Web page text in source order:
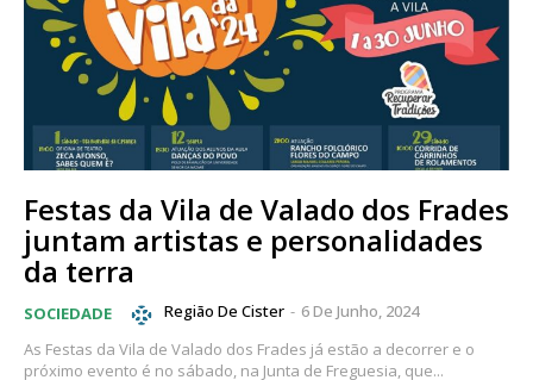
Festas da Vila de Valado dos Frades
juntam artistas e personalidades
da terra
SOCIEDADE Região De Cister - 6 De Junho, 2024
As Festas da Vila de Valado dos Frades já estão a decorrer e o
próximo evento é no sábado, na Junta de Freguesia, que...